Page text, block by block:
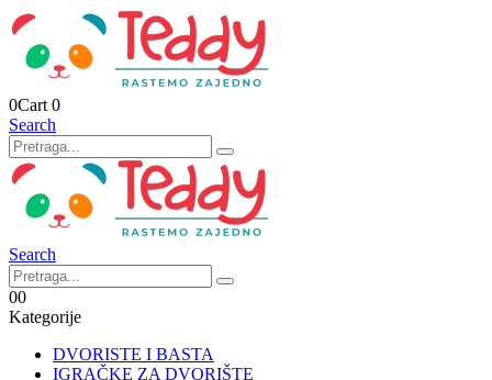
0Cart 0
Search
Search
00
Kategorije
DVORISTE I BASTA
IGRAČKE ZA DVORIŠTE